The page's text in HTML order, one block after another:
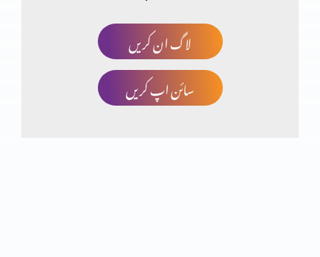
کیا مزامیر بھی سائنس کی تائیدکرتے ہیں؟(حصہ دہم)
لاگ ان کریں
سائن اپ کریں